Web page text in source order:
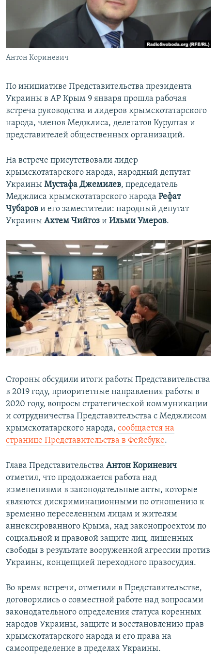
ПОБЕДИТЕЛЕЙ НЕ СУДЯТ?
КРЫМ.НЕПОКОРЕННЫЙ
ELIFBE
УКРАИНСКАЯ ПРОБЛЕМА КРЫМА
Антон Кориневич
По инициативе Представительства президента
Украины в АР Крым 9 января прошла рабочая
встреча руководства и лидеров крымскотатарского
народа, членов Меджлиса, делегатов Курултая и
представителей общественных организаций.
На встрече присутствовали лидер
крымскотатарского народа, народный депутат
Украины Мустафа Джемилев, председатель
Меджлиса крымскотатарского народа Рефат
Чубаров и его заместители: народный депутат
Украины Ахтем Чийгоз и Ильми Умеров.
Стороны обсудили итоги работы Представительства
в 2019 году, приоритетные направления работы в
2020 году, вопросы стратегической коммуникации
и сотрудничества Представительства с Меджлисом
крымскотатарского народа, сообщается на
странице Представительства в Фейсбуке.
Глава Представительства Антон Кориневич
отметил, что продолжается работа над
изменениями в законодательные акты, которые
являются дискриминационными по отношению к
временно переселенным лицам и жителям
аннексированного Крыма, над законопроектом по
социальной и правовой защите лиц, лишенных
свободы в результате вооруженной агрессии против
Украины, концепцией переходного правосудия.
Во время встречи, отметили в Представительстве,
договорились о совместной работе над вопросами
законодательного определения статуса коренных
народов Украины, защите и восстановлению прав
крымскотатарского народа и его права на
самоопределение в пределах Украины.